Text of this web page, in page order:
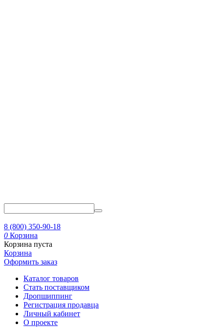
8 (800) 350-90-18
0 Корзина
Корзина пуста
Корзина
Оформить заказ
Каталог товаров
Стать поставщиком
Дропшиппинг
Регистрация продавца
Личный кабинет
О проекте